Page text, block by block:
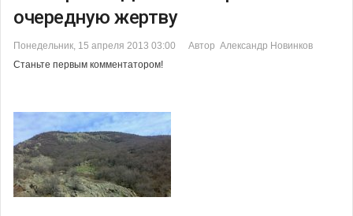
очередную жертву
Понедельник, 15 апреля 2013 03:00
Автор Александр Новинков
Станьте первым комментатором!